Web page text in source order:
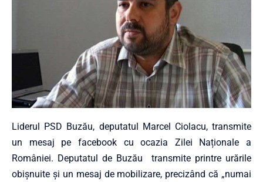
Liderul PSD Buzău, deputatul Marcel Ciolacu, transmite
un mesaj pe facebook cu ocazia Zilei Naționale a
României. Deputatul de Buzău transmite printre urările
obișnuite și un mesaj de mobilizare, precizând că „numai